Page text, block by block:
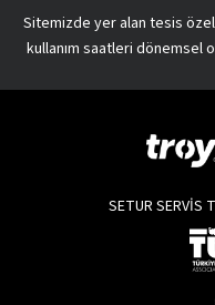
Sitemizde yer alan tesis
kullanım saatleri dönemsel
SETUR SERVİS